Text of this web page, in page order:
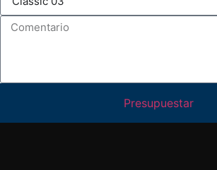
Presupuestar